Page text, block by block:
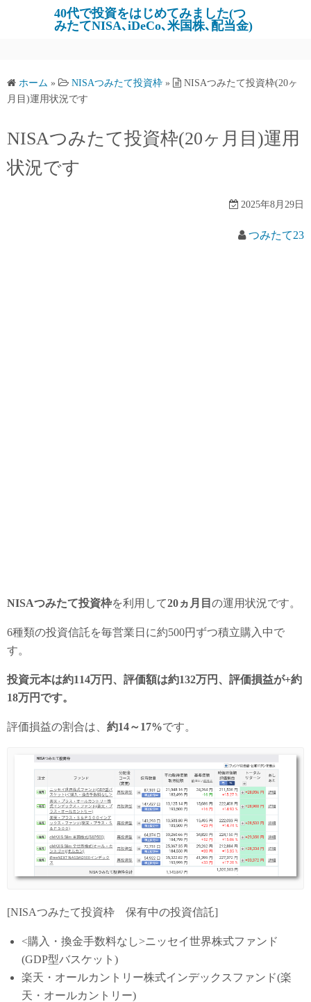
ツ
へ
キ
プ
40代で投資をはじめてみました(つ
みたてNISA､iDeCo､米国株､配当金)
ホーム » NISAつみたて投資枠 »
NISAつみたて投資枠(20ヶ
月目)運用状況です
NISAつみたて投資枠(20ヶ月目)運用
状況です
2025年8月29日
つみたて23
NISAつみたて投資枠を利用して20ヵ月目 の運用状況です。
6種類の投資信託を毎営業日に約500円ずつ積立購入中で
す。
投資元本は約114万円、評価額は約132万円、評価損益が+約
18万円です。
評価損益の割合は、 約14～17%です。
[NISAつみたて投資枠 保有中の投資信託]
<購入・換金手数料なし>ニッセイ世界株式ファンド
(GDP型バスケット)
楽天・オールカントリー株式インデックスファンド(楽
天・オールカントリー)